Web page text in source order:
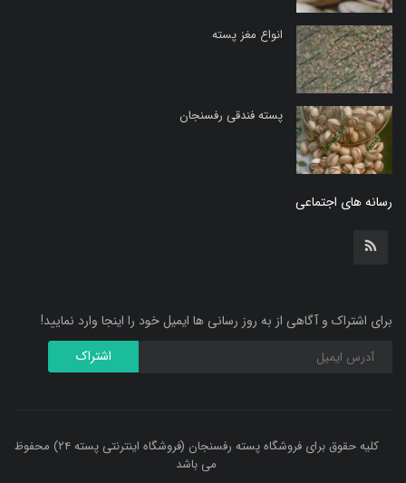
انواع مغز پسته
پسته فندقی رفسنجان
رسانه های اجتماعی
برای اشتراک و آگاهی از به روز رسانی ها ایمیل خود را اینجا وارد نمایید!
اشتراک
کلیه حقوق برای فروشگاه پسته رفسنجان (فروشگاه اینترنتی پسته ۲۴) محفوظ
می باشد